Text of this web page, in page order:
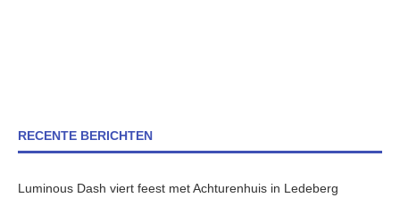
RECENTE BERICHTEN
Luminous Dash viert feest met Achturenhuis in Ledeberg